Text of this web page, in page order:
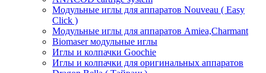
Модульные иглы для аппаратов Nouveau ( Easy
Click )
Модульные иглы для аппаратов Amiea,Charmant
Biomaser модульные иглы
Иглы и колпачки Goochie
Иглы и колпачки для оригинальных аппаратов